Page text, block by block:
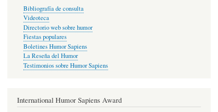
Bibliografía de consulta
Videoteca
Directorio web sobre humor
Fiestas populares
Boletines Humor Sapiens
La Reseña del Humor
Testimonios sobre Humor Sapiens
International Humor Sapiens Award